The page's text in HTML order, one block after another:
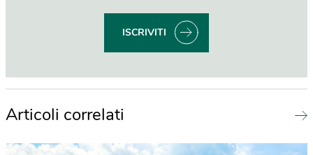
ISCRIVITI
Articoli correlati